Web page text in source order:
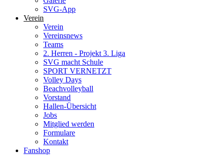
SVG-App
Verein
Verein
Vereinsnews
Teams
2. Herren - Projekt 3. Liga
SVG macht Schule
SPORT VERNETZT
Volley Days
Beachvolleyball
Vorstand
Hallen-Übersicht
Jobs
Mitglied werden
Formulare
Kontakt
Fanshop